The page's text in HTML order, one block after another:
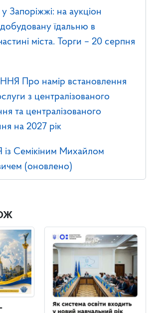
Запоріжжі: на аукціон
їдальню в
міста. Торги – 20 серпня
Про намір встановлення
з централізованого
та централізованого
на 2027 рік
Семікіним Михайлом
(оновлено)